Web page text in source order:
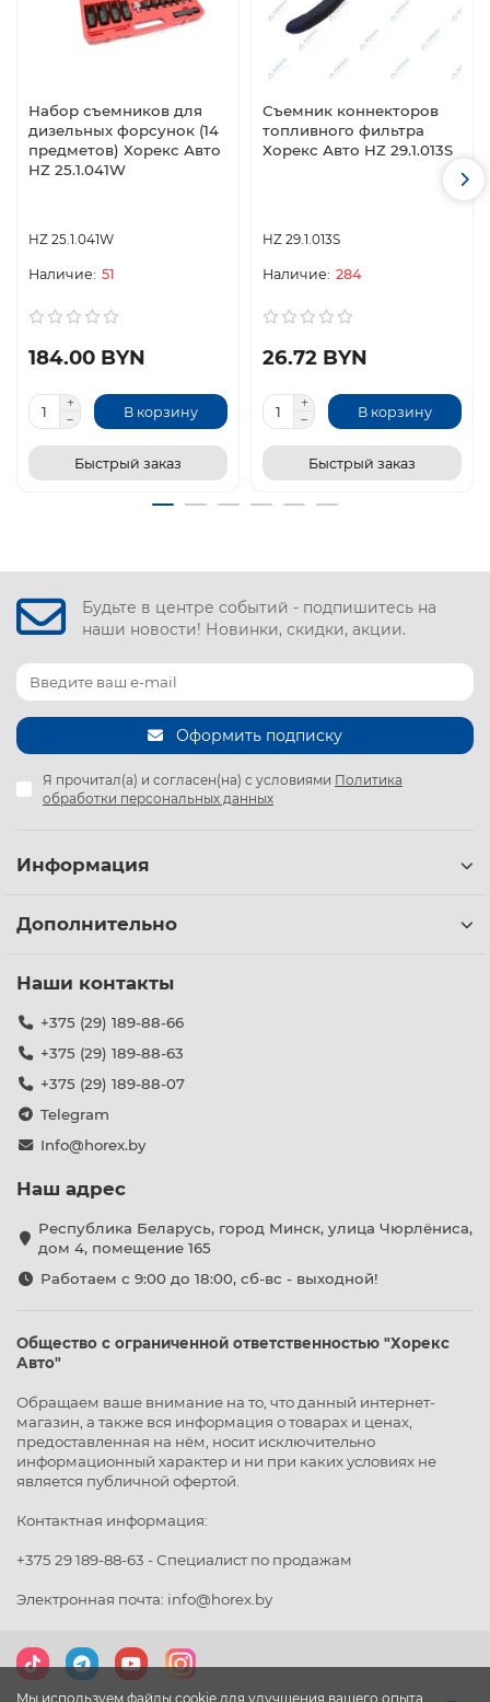
Набор съемников для
дизельных форсунок (14
предметов) Хорекс Авто
HZ 25.1.041W
HZ 25.1.041W
51
184.00 BYN
В корзину
Быстрый заказ
Съемник коннекторов
топливного фильтра
Хорекс Авто HZ 29.1.013S
HZ 29.1.013S
284
26.72 BYN
В корзину
Быстрый заказ
Мы используем файлы cookie для улучшения вашего опыта
Будьте в центре событий - подпишитесь на
наши новости! Новинки, скидки, акции.
Оформить подписку
Я прочитал(а) и согласен(на) с условиями Политика
обработки персональных данных
Информация
Дополнительно
Наши контакты
+375 (29) 189-88-66
+375 (29) 189-88-63
+375 (29) 189-88-07
Telegram
Info@horex.by
Наш адрес
Республика Беларусь, город Минск, улица Чюрлёниса,
дом 4, помещение 165
Работаем с 9:00 до 18:00, сб-вс - выходной!
Общество с ограниченной ответственностью "Хорекс
Авто"
Обращаем ваше внимание на то, что данный интернет-
магазин, а также вся информация о товарах и ценах,
предоставленная на нём, носит исключительно
информационный характер и ни при каких условиях не
является публичной офертой.
Контактная информация:
+375 29 189-88-63 - Специалист по продажам
Электронная почта: info@horex.by